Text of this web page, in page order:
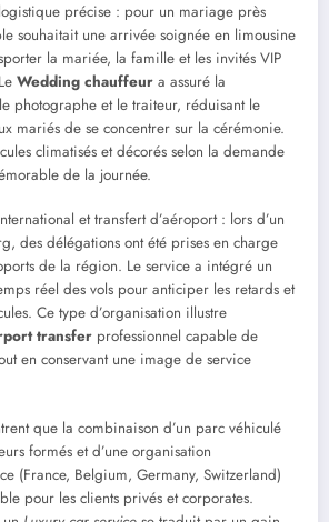
précise : pour un mariage près
souhaitait une arrivée soignée en limousine
la mariée, la famille et les invités VIP
Wedding chauffeur a assuré la
photographe et le traiteur, réduisant le
mariés de se concentrer sur la cérémonie.
climatisés et décorés selon la demande
de la journée.
et transfert d’aéroport : lors d’un
des délégations ont été prises en charge
de la région. Le service a intégré un
réel des vols pour anticiper les retards et
Ce type d’organisation illustre
transfer professionnel capable de
en conservant une image de service
que la combinaison d’un parc véhiculé
formés et d’une organisation
(France, Belgium, Germany, Switzerland)
pour les clients privés et corporates.